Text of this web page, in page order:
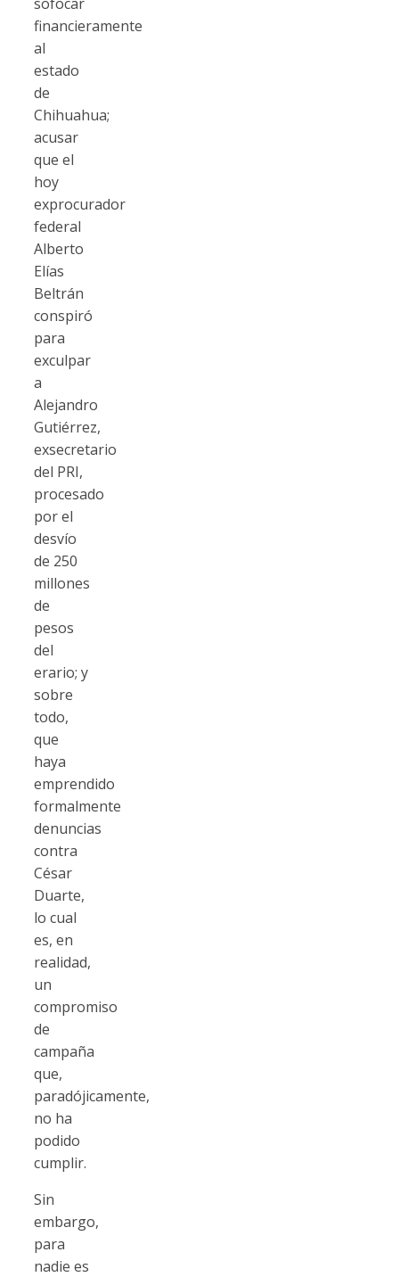
financieramente
al
estado
de
Chihuahua;
acusar
que el
hoy
exprocurador
federal
Alberto
Elías
Beltrán
conspiró
para
exculpar
a
Alejandro
Gutiérrez,
exsecretario
del PRI,
procesado
por el
desvío
de 250
millones
de
pesos
del
erario; y
sobre
todo,
que
haya
emprendido
formalmente
denuncias
contra
César
Duarte,
lo cual
es, en
realidad,
un
compromiso
de
campaña
que,
paradójicamente,
no ha
podido
cumplir.
Sin
embargo,
para
nadie es